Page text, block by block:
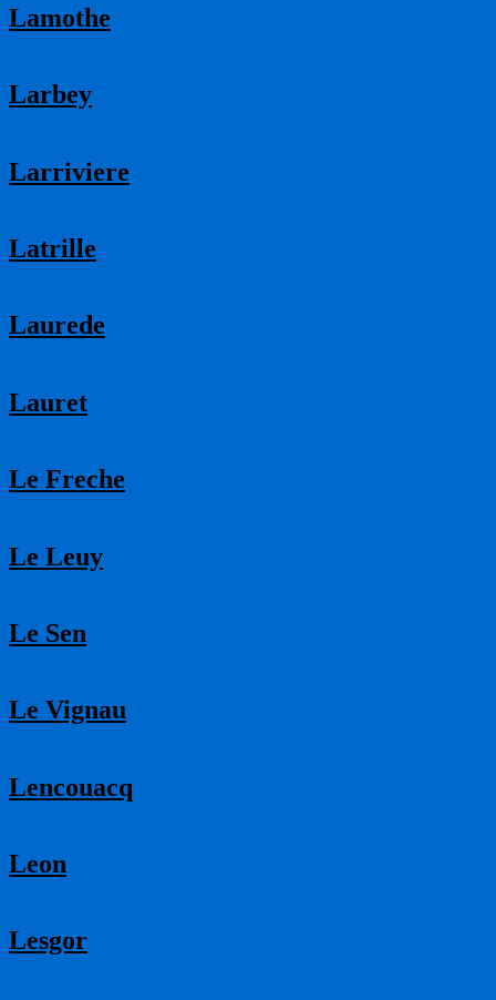
Lamothe
Larbey
Larriviere
Latrille
Laurede
Lauret
Le Freche
Le Leuy
Le Sen
Le Vignau
Lencouacq
Leon
Lesgor